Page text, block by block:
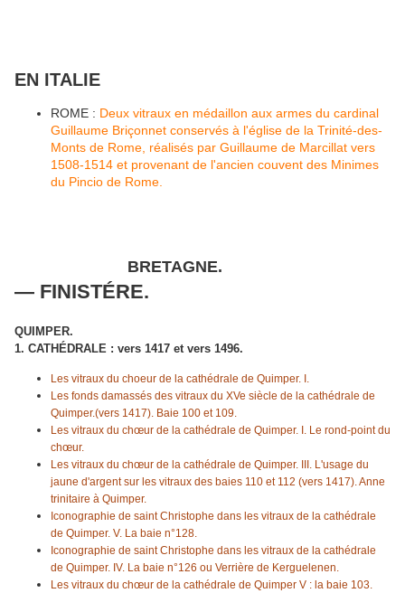
EN ITALIE
ROME : Deux vitraux en médaillon aux armes du cardinal
Guillaume Briçonnet conservés à l'église de la Trinité-des-
Monts de Rome, réalisés par Guillaume de Marcillat vers
1508-1514 et provenant de l'ancien couvent des Minimes
du Pincio de Rome.
BRETAGNE.
— FINISTÉRE.
QUIMPER.
1. CATHÉDRALE : vers 1417 et vers 1496.
Les vitraux du choeur de la cathédrale de Quimper. I.
Les fonds damassés des vitraux du XVe siècle de la cathédrale de
Quimper.(vers 1417). Baie 100 et 109.
Les vitraux du chœur de la cathédrale de Quimper. I. Le rond-point du
chœur.
​Les vitraux du chœur de la cathédrale de Quimper. III. L'usage du
jaune d'argent sur les vitraux des baies 110 et 112 (vers 1417). Anne
trinitaire à Quimper.
Iconographie de saint Christophe dans les vitraux de la cathédrale
de Quimper. V. La baie n°128.
Iconographie de saint Christophe dans les vitraux de la cathédrale
de Quimper. IV. La baie n°126 ou Verrière de Kerguelenen.
Les vitraux du chœur de la cathédrale de Quimper V : la baie 103.